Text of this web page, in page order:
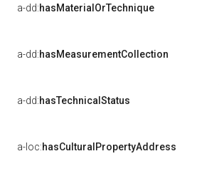
a-dd:hasMaterialOrTechnique
a-dd:hasMeasurementCollection
a-dd:hasTechnicalStatus
a-loc:hasCulturalPropertyAddress